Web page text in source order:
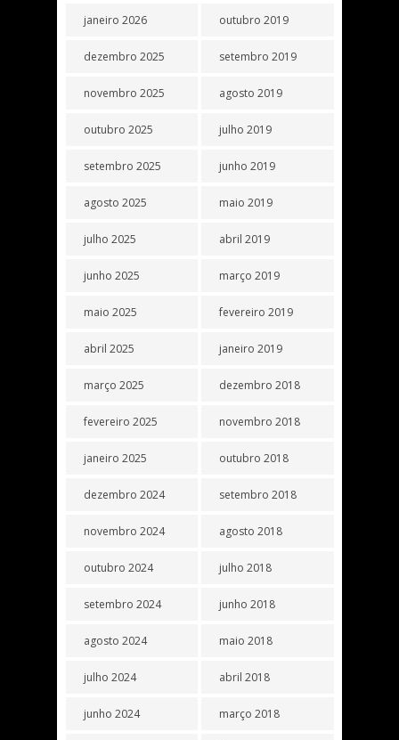
janeiro 2026
dezembro 2025
novembro 2025
outubro 2025
setembro 2025
agosto 2025
julho 2025
junho 2025
maio 2025
abril 2025
março 2025
fevereiro 2025
janeiro 2025
dezembro 2024
novembro 2024
outubro 2024
setembro 2024
agosto 2024
julho 2024
junho 2024
outubro 2019
setembro 2019
agosto 2019
julho 2019
junho 2019
maio 2019
abril 2019
março 2019
fevereiro 2019
janeiro 2019
dezembro 2018
novembro 2018
outubro 2018
setembro 2018
agosto 2018
julho 2018
junho 2018
maio 2018
abril 2018
março 2018